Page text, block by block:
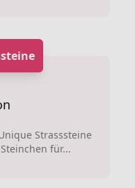
Strasssteine
für...